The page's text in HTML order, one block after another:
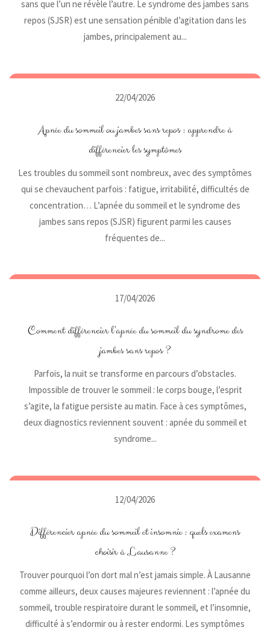
sans que l’un ne révèle l’autre. Le syndrome des jambes sans
repos (SJSR) est une sensation pénible d’agitation dans les
jambes, principalement au...
22/04/2026
Apnée du sommeil ou jambes sans repos : apprendre à
différencier les symptômes
Les troubles du sommeil sont nombreux, avec des symptômes
qui se chevauchent parfois : fatigue, irritabilité, difficultés de
concentration… L’apnée du sommeil et le syndrome des
jambes sans repos (SJSR) figurent parmi les causes
fréquentes de...
17/04/2026
Comment différencier l’apnée du sommeil du syndrome des
jambes sans repos ?
Parfois, la nuit se transforme en parcours d’obstacles.
Impossible de trouver le sommeil : le corps bouge, l’esprit
s’agite, la fatigue persiste au matin. Face à ces symptômes,
deux diagnostics reviennent souvent : apnée du sommeil et
syndrome...
12/04/2026
Différencier apnée du sommeil et insomnie : quels examens
choisir à Lausanne ?
Trouver pourquoi l’on dort mal n’est jamais simple. À Lausanne
comme ailleurs, deux causes majeures reviennent : l’apnée du
sommeil, trouble respiratoire durant le sommeil, et l’insomnie,
difficulté à s’endormir ou à rester endormi. Les symptômes